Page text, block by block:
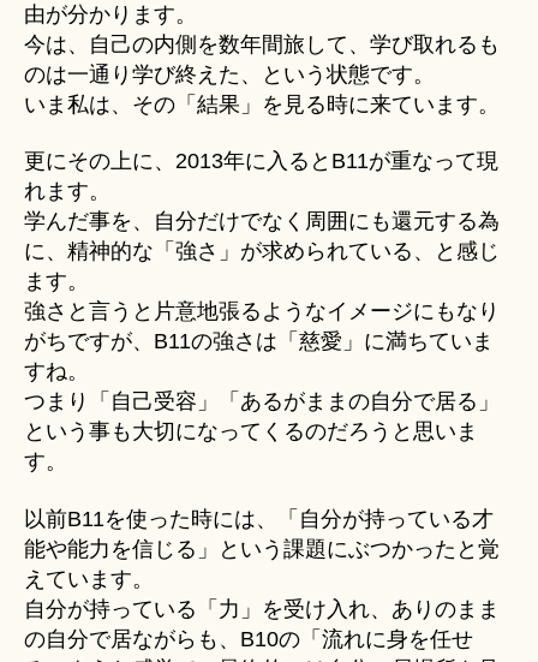
由が分かります。
今は、自己の内側を数年間旅して、学び取れるも
のは一通り学び終えた、という状態です。
いま私は、その「結果」を見る時に来ています。
更にその上に、2013年に入るとB11が重なって現
れます。
学んだ事を、自分だけでなく周囲にも還元する為
に、精神的な「強さ」が求められている、と感じ
ます。
強さと言うと片意地張るようなイメージにもなり
がちですが、B11の強さは「慈愛」に満ちていま
すね。
つまり「自己受容」「あるがままの自分で居る」
という事も大切になってくるのだろうと思いま
す。
以前B11を使った時には、「自分が持っている才
能や能力を信じる」という課題にぶつかったと覚
えています。
自分が持っている「力」を受け入れ、ありのまま
の自分で居ながらも、B10の「流れに身を任せ